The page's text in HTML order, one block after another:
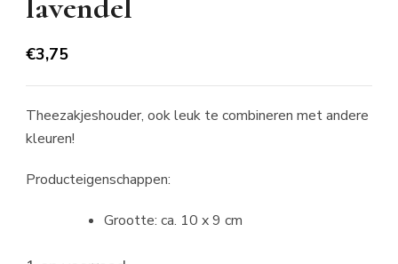
€3,75
Theezakjeshouder, ook leuk te combineren met andere
kleuren!
Producteigenschappen:
Grootte: ca. 10 x 9 cm